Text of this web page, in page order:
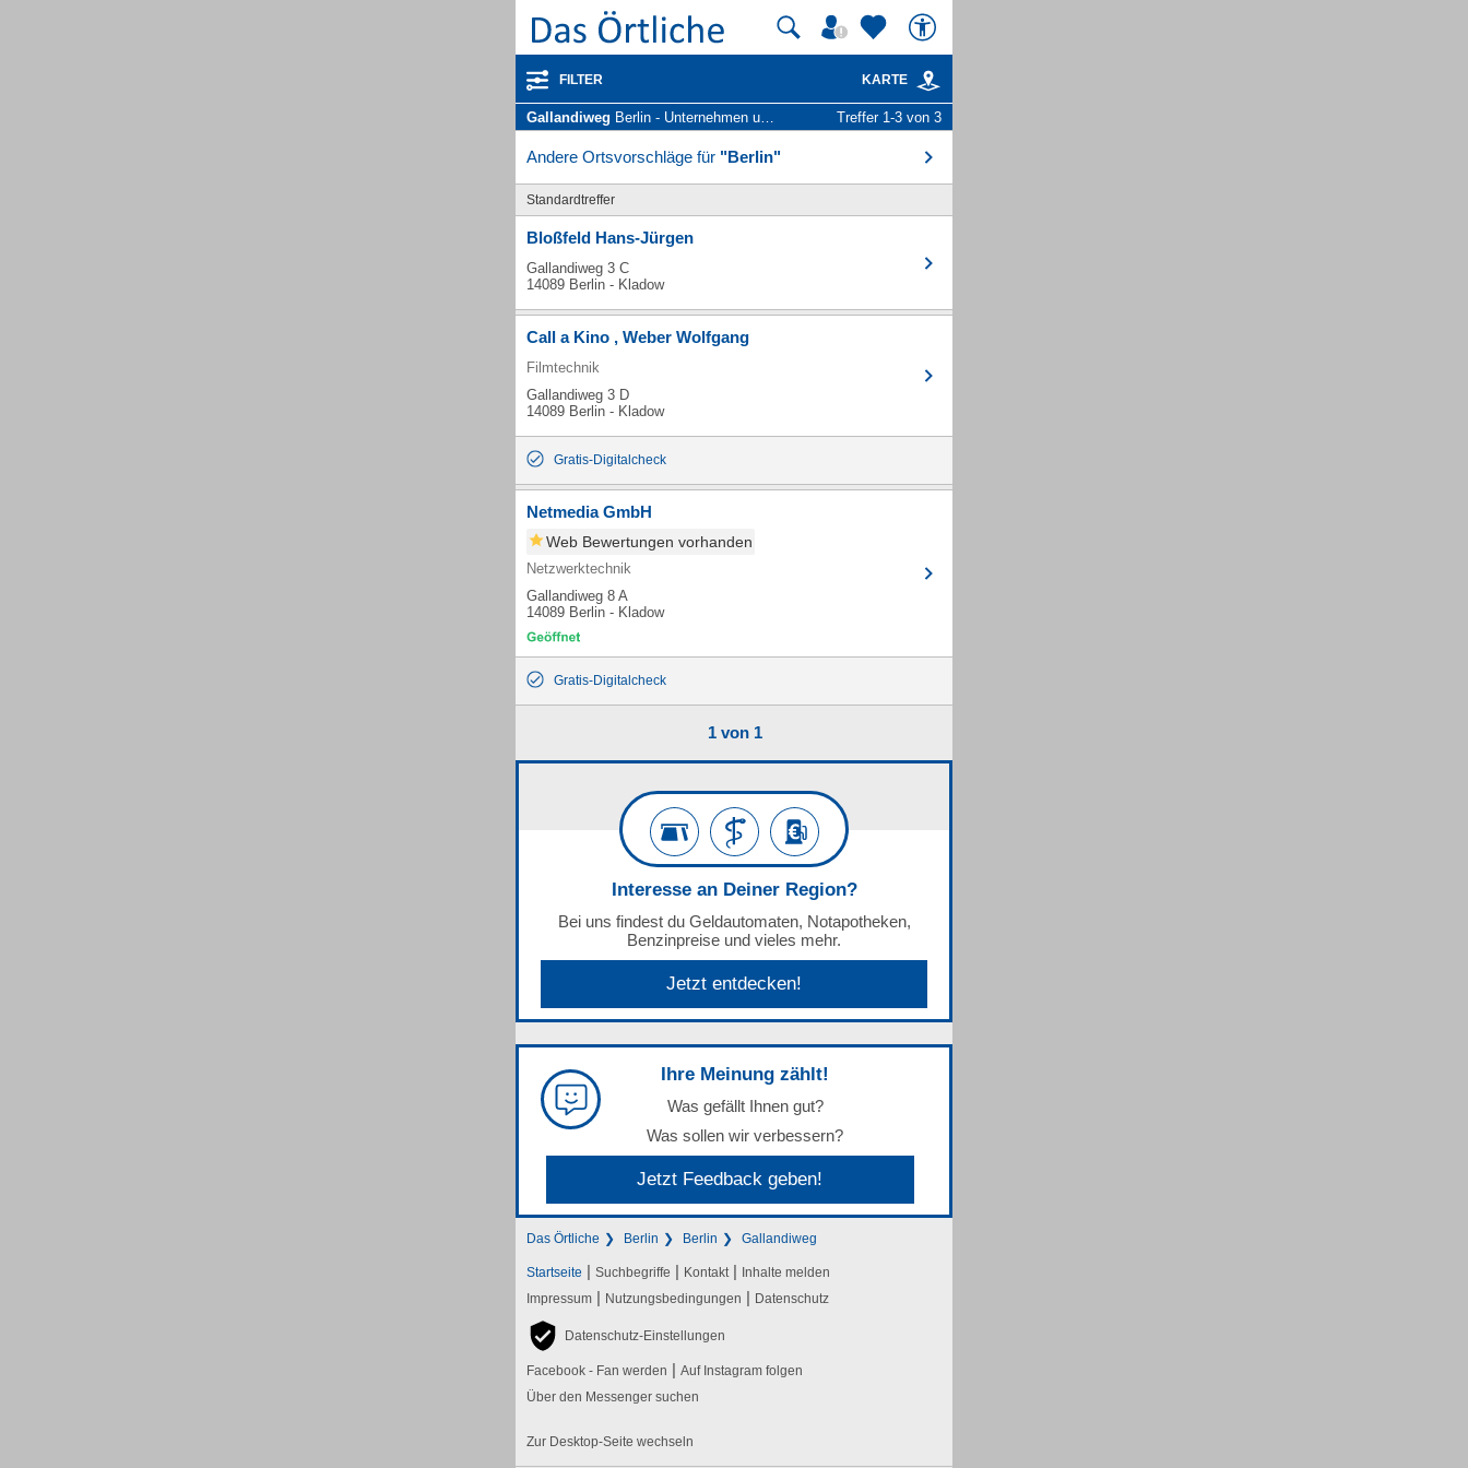
FILTER KARTE
Gallandiweg Berlin - Unternehmen und Personen Treffer 1-3 von 3
Andere Ortsvorschläge für "Berlin"
Standardtreffer
Bloßfeld Hans-Jürgen
Gallandiweg 3 C
14089 Berlin - Kladow
Call a Kino , Weber Wolfgang
Filmtechnik
Gallandiweg 3 D
14089 Berlin - Kladow
Gratis-Digitalcheck
Netmedia GmbH
Web Bewertungen vorhanden
Netzwerktechnik
Gallandiweg 8 A
14089 Berlin - Kladow
Gratis-Digitalcheck
1 von 1
Interesse an Deiner Region?
Bei uns findest du Geldautomaten, Notapotheken,
Benzinpreise und vieles mehr.
Jetzt entdecken!
Ihre Meinung zählt!
Was gefällt Ihnen gut?
Was sollen wir verbessern?
Jetzt Feedback geben!
Das Örtliche Berlin Berlin Gallandiweg
Startseite | Suchbegriffe | Kontakt | Inhalte melden
Impressum | Nutzungsbedingungen | Datenschutz
Datenschutz-Einstellungen
Facebook - Fan werden | Auf Instagram folgen
Über den Messenger suchen
Zur Desktop-Seite wechseln